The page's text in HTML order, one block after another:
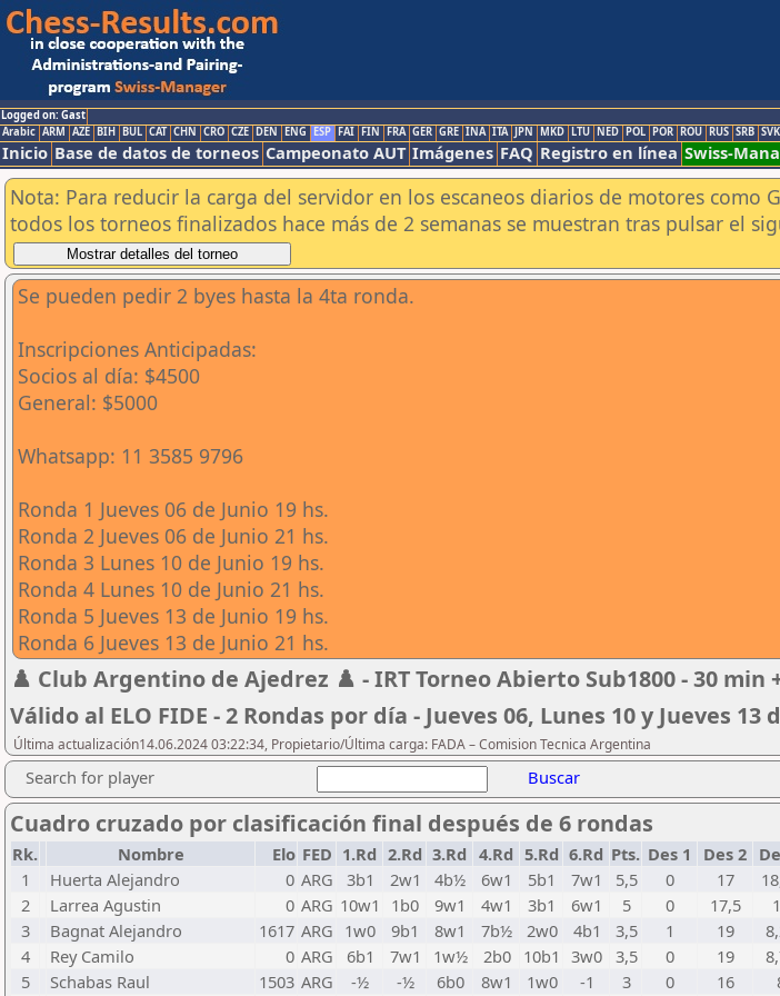
Logged on: Gast
Arabic ARM AZE BIH BUL CAT CHN CRO CZE DEN ENG ESP FAI FIN FRA GER GRE INA ITA JPN MKD LTU NED POL POR ROU RUS SRB SVK
Inicio Base de datos de torneos Campeonato AUT Imágenes FAQ Registro en línea Swiss-
Nota: Para reducir la carga del servidor en los escaneos diarios de motores como
todos los torneos finalizados hace más de 2 semanas se muestran tras pulsar el
Se pueden pedir 2 byes hasta la 4ta ronda.
Inscripciones Anticipadas:
Socios al día: $4500
General: $5000
Whatsapp: 11 3585 9796
Ronda 1 Jueves 06 de Junio 19 hs.
Ronda 2 Jueves 06 de Junio 21 hs.
Ronda 3 Lunes 10 de Junio 19 hs.
Ronda 4 Lunes 10 de Junio 21 hs.
Ronda 5 Jueves 13 de Junio 19 hs.
Ronda 6 Jueves 13 de Junio 21 hs.
♟️ Club Argentino de Ajedrez ♟️ - IRT Torneo Abierto Sub1800 - 30 min
Válido al ELO FIDE - 2 Rondas por día - Jueves 06, Lunes 10 y Jueves 13
Última actualización14.06.2024 03:22:34, Propietario/Última carga: FADA – Comision Tecnica Argentina
Search for player Buscar
Cuadro cruzado por clasificación final después de 6 rondas
Rk. Nombre Elo FED 1.Rd 2.Rd 3.Rd 4.Rd 5.Rd 6.Rd Pts. Des 1 Des 2
1
Huerta Alejandro 0 ARG 3b1 2w1 4b½ 6w1 5b1 7w1 5,5 0 17
2
Larrea Agustin 0 ARG 10w1 1b0 9w1 4w1 3b1 6w1 5 0 17,5
3
Bagnat Alejandro 1617 ARG 1w0 9b1 8w1 7b½ 2w0 4b1 3,5 1 19
4
Rey Camilo 0 ARG 6b1 7w1 1w½ 2b0 10b1 3w0 3,5 0 19
5
Schabas Raul 1503 ARG -½ -½ 6b0 8w1 1w0 -1 3 0 16